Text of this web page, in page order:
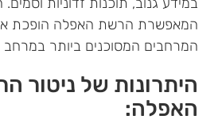
המאפשרת הרשת האפלה הופכת
המרחבים המסוכנים ביותר במרחב
היתרונות של ניטור
האפלה: